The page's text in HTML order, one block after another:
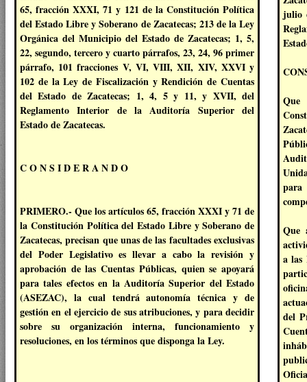
65, fracción XXXI, 71 y 121 de la Constitución Política
del Estado Libre y Soberano de Zacatecas; 213 de la Ley
Orgánica del Municipio del Estado de Zacatecas; 1, 5,
22, segundo, tercero y cuarto párrafos, 23, 24, 96 primer
párrafo, 101 fracciones V, VI, VIII, XII, XIV, XXVI y
102 de la Ley de Fiscalización y Rendición de Cuentas
del Estado de Zacatecas; 1, 4, 5 y 11, y XVII, del
Reglamento Interior de la Auditoría Superior del
Estado de Zacatecas.
C O N S I D E R A N D O
PRIMERO.- Que los artículos 65, fracción XXXI y 71 de
la Constitución Política del Estado Libre y Soberano de
Zacatecas, precisan que unas de las facultades exclusivas
del Poder Legislativo es llevar a cabo la revisión y
aprobación de las Cuentas Públicas, quien se apoyará
para tales efectos en la Auditoría Superior del Estado
(ASEZAC), la cual tendrá autonomía técnica y de
gestión en el ejercicio de sus atribuciones, y para decidir
sobre su organización interna, funcionamiento y
resoluciones, en los términos que disponga la Ley.
julio
para
Que
a las
del